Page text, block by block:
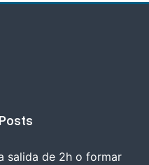
salida de 2h o formar